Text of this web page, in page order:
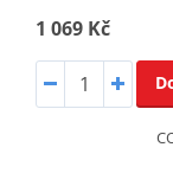
1 069 Kč